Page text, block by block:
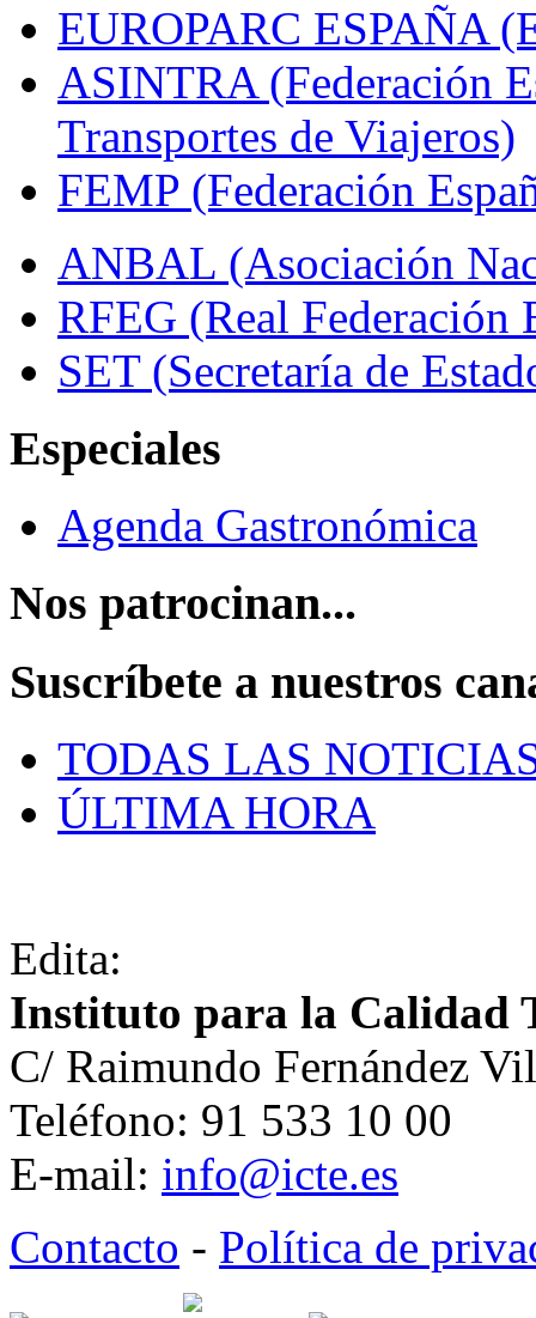
EUROPARC ESPAÑA
ASINTRA (Federación
Transportes de Viajeros)
FEMP (Federación
ANBAL (Asociación
RFEG (Real Federación
SET (Secretaría de
Especiales
Agenda Gastronómica
Nos patrocinan...
Suscríbete a nuestros
TODAS LAS
ÚLTIMA HORA
Edita:
Instituto para la Calidad
C/ Raimundo Fernández
Teléfono: 91 533 10 00
E-mail: info@icte.es
Contacto - Política de